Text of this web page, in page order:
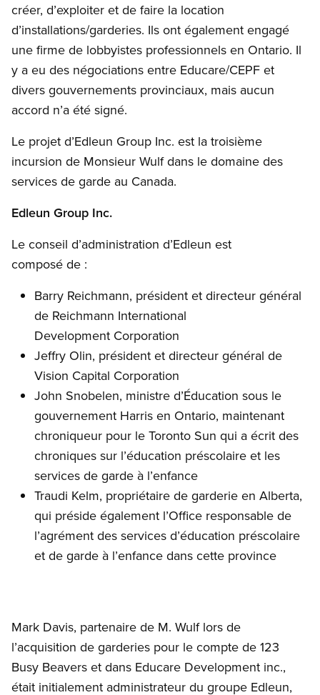
créer, d’exploiter et de faire la location
d’installations/garderies. Ils ont également engagé
une firme de lobbyistes professionnels en Ontario. Il
y a eu des négociations entre Educare/CEPF et
divers gouvernements provinciaux, mais aucun
accord n’a été signé.
Le projet d’Edleun Group Inc. est la troisième
incursion de Monsieur Wulf dans le domaine des
services de garde au Canada.
Edleun Group Inc.
Le conseil d’administration d’Edleun est
composé de :
Barry Reichmann, président et directeur général
de Reichmann International
Development Corporation
Jeffry Olin, président et directeur général de
Vision Capital Corporation
John Snobelen, ministre d’Éducation sous le
gouvernement Harris en Ontario, maintenant
chroniqueur pour le Toronto Sun qui a écrit des
chroniques sur l’éducation préscolaire et les
services de garde à l’enfance
Traudi Kelm, propriétaire de garderie en Alberta,
qui préside également l’Office responsable de
l’agrément des services d’éducation préscolaire
et de garde à l’enfance dans cette province
Mark Davis, partenaire de M. Wulf lors de
l’acquisition de garderies pour le compte de 123
Busy Beavers et dans Educare Development inc.,
était initialement administrateur du groupe Edleun,